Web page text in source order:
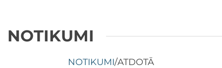
NOTIKUMI
NOTIKUMI/ATDOTĀ